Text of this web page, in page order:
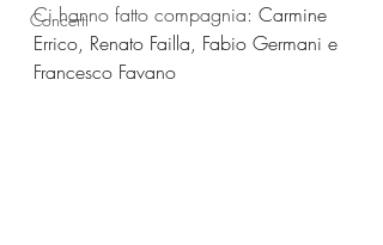
Concerti
Ci hanno fatto compagnia: Carmine
Errico, Renato Failla, Fabio Germani e
Francesco Favano